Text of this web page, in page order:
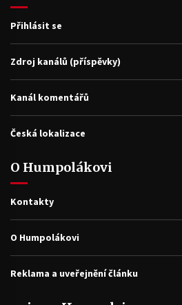
Přihlásit se
Zdroj kanálů (příspěvky)
Kanál komentářů
Česká lokalizace
O Humpolákovi
Kontakty
O Humpolákovi
Reklama a uveřejnění článku